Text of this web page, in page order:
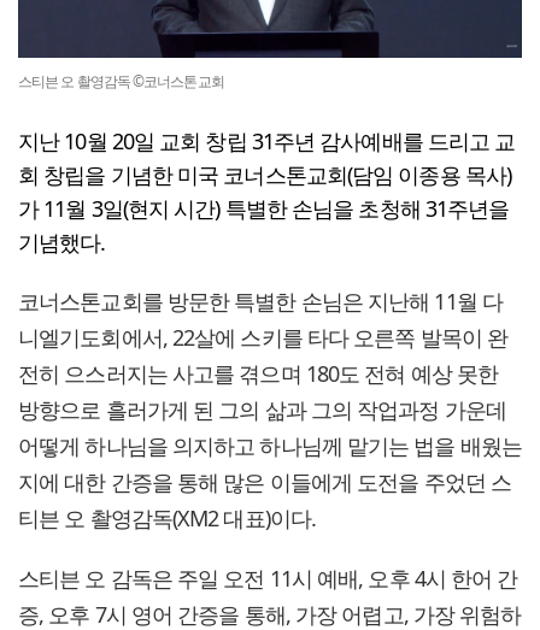
스티븐 오 촬영감독 ©코너스톤교회
지난 10월 20일 교회 창립 31주년 감사예배를 드리고 교
회 창립을 기념한 미국 코너스톤교회(담임 이종용 목사)
가 11월 3일(현지 시간) 특별한 손님을 초청해 31주년을
기념했다.
코너스톤교회를 방문한 특별한 손님은 지난해 11월 다
니엘기도회에서, 22살에 스키를 타다 오른쪽 발목이 완
전히 으스러지는 사고를 겪으며 180도 전혀 예상 못한
방향으로 흘러가게 된 그의 삶과 그의 작업과정 가운데
어떻게 하나님을 의지하고 하나님께 맡기는 법을 배웠는
지에 대한 간증을 통해 많은 이들에게 도전을 주었던 스
티븐 오 촬영감독(XM2 대표)이다.
스티븐 오 감독은 주일 오전 11시 예배, 오후 4시 한어 간
증, 오후 7시 영어 간증을 통해, 가장 어렵고, 가장 위험하